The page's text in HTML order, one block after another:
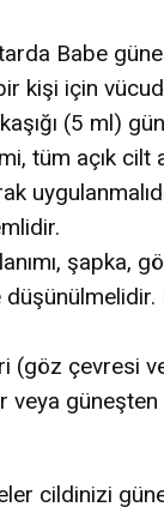
Babe
kişi için
(5 ml)
tüm açık cilt
şapka,
(göz çevresi
veya
cildinizi